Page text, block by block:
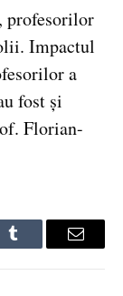
profesorilor
Impactul
a
fost și
Florian-
Tumblr Email